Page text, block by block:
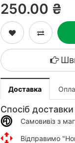
250.00 ₴
Доставка
Спосіб
Самовивіз з
Відправимо